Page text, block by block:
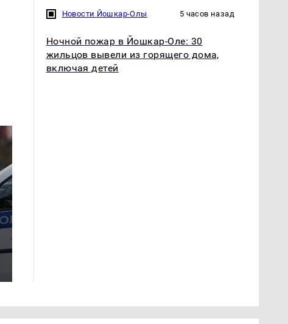
Новости Йошкар-Олы 5 часов назад
Ночной пожар в Йошкар-Оле: 30
жильцов вывели из горящего дома,
включая детей